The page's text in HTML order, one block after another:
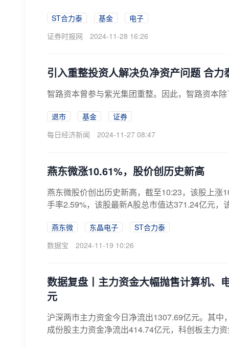
ST合力泰 基金
电子
证券时报网
2024-11-28 16:26
引入重整投资人解决负净资产问题 合
智路资本曾参与紫光集团重整。因此，智路资本
退市 基金
证券
每日经济新闻
2024-11-27 08:47
燕东微涨10.61%，股价创历史新高
燕东微股价创出历史新高，截至10:23，该股上
手率2.59%，该股最新A股总市值达371.24亿元，
燕东微 东晶电子
ST合力泰
数据宝
2024-11-19 10:26
数据复盘丨主力资金大幅抛售计算机、
元
沪深两市主力资金今日净流出1307.69亿元。其
成份股主力资金净流出414.74亿元，科创板主力